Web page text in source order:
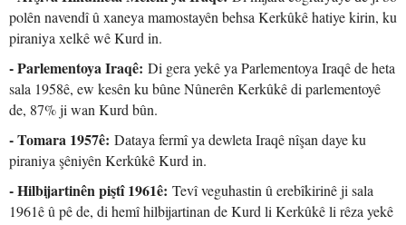
polên navendî û xaneya mamostayên behsa Kerkûkê hatiye kirin, ku
piraniya xelkê wê Kurd in.
- Parlementoya Iraqê: Di gera yekê ya Parlementoya Iraqê de heta
sala 1958ê, ew kesên ku bûne Nûnerên Kerkûkê di parlementoyê
de, 87% ji wan Kurd bûn.
- Tomara 1957ê: Dataya fermî ya dewleta Iraqê nîşan daye ku
piraniya şêniyên Kerkûkê Kurd in.
- Hilbijartinên piştî 1961ê: Tevî veguhastin û erebîkirinê ji sala
1961ê û pê de, di hemî hilbijartinan de Kurd li Kerkûkê li rêza yekê